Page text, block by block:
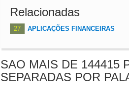
Relacionadas
27 APLICAÇÕES FINANCEIRAS
SAO MAIS DE 144415
SEPARADAS POR